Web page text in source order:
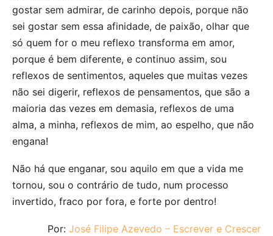
gostar sem admirar, de carinho depois, porque não
sei gostar sem essa afinidade, de paixão, olhar que
só quem for o meu reflexo transforma em amor,
porque é bem diferente, e continuo assim, sou
reflexos de sentimentos, aqueles que muitas vezes
não sei digerir, reflexos de pensamentos, que são a
maioria das vezes em demasia, reflexos de uma
alma, a minha, reflexos de mim, ao espelho, que não
engana!
Não há que enganar, sou aquilo em que a vida me
tornou, sou o contrário de tudo, num processo
invertido, fraco por fora, e forte por dentro!
Por: José Filipe Azevedo – Escrever e Crescer